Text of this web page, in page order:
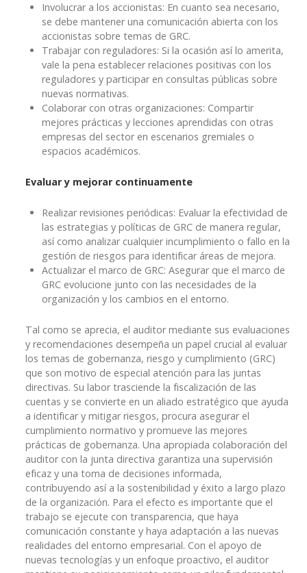
Involucrar a los accionistas: En cuanto sea necesario,
se debe mantener una comunicación abierta con los
accionistas sobre temas de GRC.
Trabajar con reguladores: Si la ocasión así lo amerita,
vale la pena establecer relaciones positivas con los
reguladores y participar en consultas públicas sobre
nuevas normativas.
Colaborar con otras organizaciones: Compartir
mejores prácticas y lecciones aprendidas con otras
empresas del sector en escenarios gremiales o
espacios académicos.
Evaluar y mejorar continuamente
Realizar revisiones periódicas: Evaluar la efectividad de
las estrategias y políticas de GRC de manera regular,
así como analizar cualquier incumplimiento o fallo en la
gestión de riesgos para identificar áreas de mejora.
Actualizar el marco de GRC: Asegurar que el marco de
GRC evolucione junto con las necesidades de la
organización y los cambios en el entorno.
Tal como se aprecia, el auditor mediante sus evaluaciones
y recomendaciones desempeña un papel crucial al evaluar
los temas de gobernanza, riesgo y cumplimiento (GRC)
que son motivo de especial atención para las juntas
directivas. Su labor trasciende la fiscalización de las
cuentas y se convierte en un aliado estratégico que ayuda
a identificar y mitigar riesgos, procura asegurar el
cumplimiento normativo y promueve las mejores
prácticas de gobernanza. Una apropiada colaboración del
auditor con la junta directiva garantiza una supervisión
eficaz y una toma de decisiones informada,
contribuyendo así a la sostenibilidad y éxito a largo plazo
de la organización. Para el efecto es importante que el
trabajo se ejecute con transparencia, que haya
comunicación constante y haya adaptación a las nuevas
realidades del entorno empresarial. Con el apoyo de
nuevas tecnologías y un enfoque proactivo, el auditor